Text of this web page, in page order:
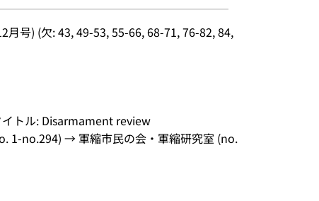
月号) (欠: 43, 49-53, 55-66, 68-71, 76-82, 84,
トル: Disarmament review
1-no.294) → 軍縮市民の会・軍縮研究室 (no.